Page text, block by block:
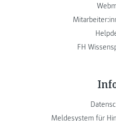
FH
Meldesystem für